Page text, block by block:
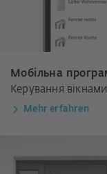
Мобільна
Керування
Mehr erfahren